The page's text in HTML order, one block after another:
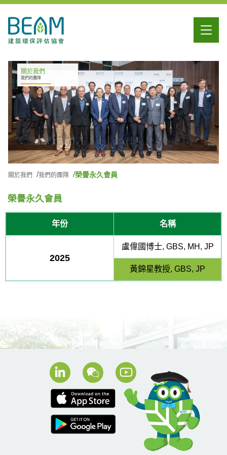
關於我們
我們的團隊
關於我們 我們的團隊 榮譽永久會員
榮譽永久會員
年份 名稱
2025
盧偉國博士, GBS, MH, JP
黃錦星教授, GBS, JP